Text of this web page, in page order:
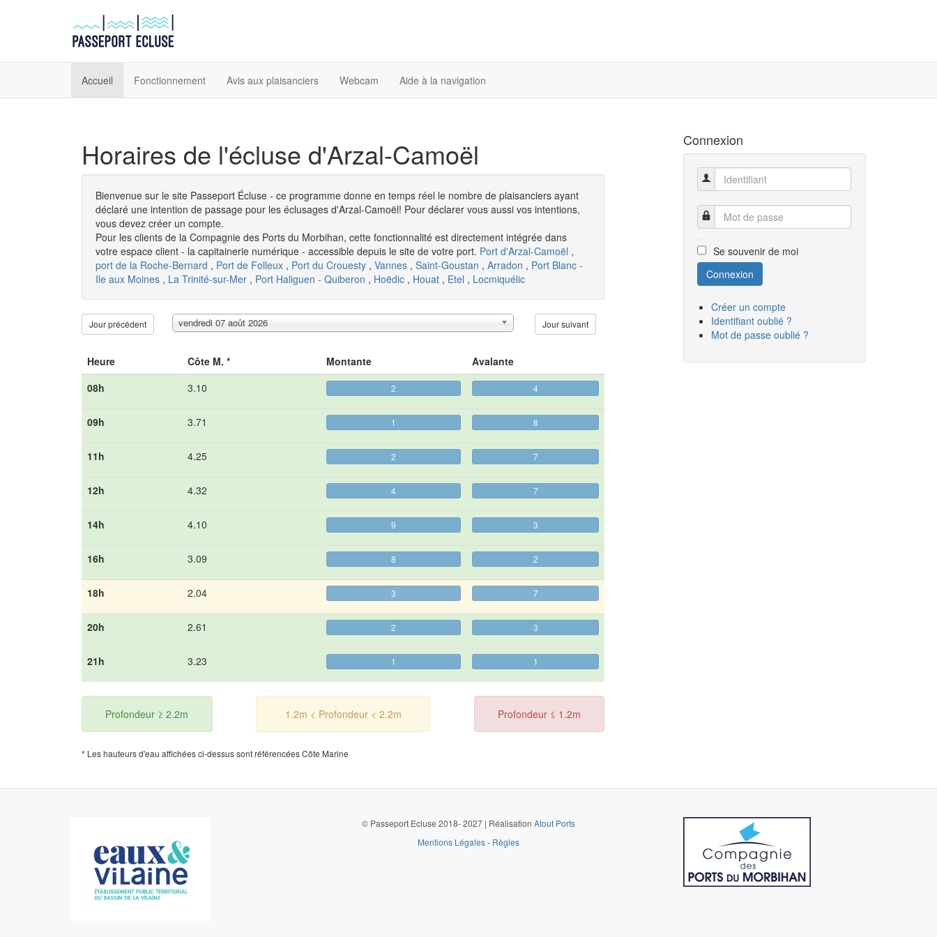
Accueil Fonctionnement Avis aux plaisanciers Webcam Aide à la navigation
Horaires de l'écluse d'Arzal-Camoël
Bienvenue sur le site Passeport Écluse - ce programme donne en temps réel le nombre de plaisanciers ayant
déclaré une intention de passage pour les éclusages d'Arzal-Camoël! Pour déclarer vous aussi vos intentions,
vous devez créer un compte.
Pour les clients de la Compagnie des Ports du Morbihan, cette fonctionnalité est directement intégrée dans
votre espace client - la capitainerie numérique - accessible depuis le site de votre port. Port d'Arzal-Camoël ,
port de la Roche-Bernard , Port de Folleux , Port du Crouesty , Vannes , Saint-Goustan , Arradon , Port Blanc -
Ile aux Moines , La Trinité-sur-Mer , Port Haliguen - Quiberon , Hoëdic , Houat , Etel , Locmiquélic
Jour précédent vendredi 07 août 2026 Jour suivant
Heure Côte M. * Montante
Avalante
08h
3.10 2 4
09h 3.71 1 8
11h 4.25 2 7
12h 4.32 4 7
14h 4.10 9 3
16h 3.09 8 2
18h 2.04 3 7
20h 2.61 2 3
21h 3.23 1 1
Profondeur ≥ 2.2m 1.2m < Profondeur < 2.2m Profondeur ≤ 1.2m
* Les hauteurs d'eau affichées ci-dessus sont référencées Côte Marine
Connexion
Identifiant
Mot de passe
Se souvenir de moi
Connexion
Créer un compte
Identifiant oublié ?
Mot de passe oublié ?
© Passeport Ecluse 2018- 2027 | Réalisation Atout Ports
Mentions Légales- Règles